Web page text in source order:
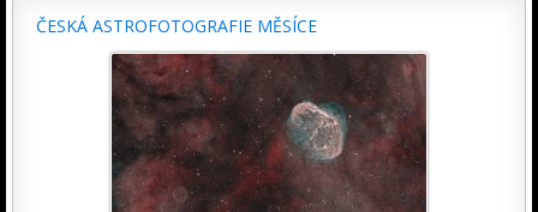
ČESKÁ ASTROFOTOGRAFIE MĚSÍCE